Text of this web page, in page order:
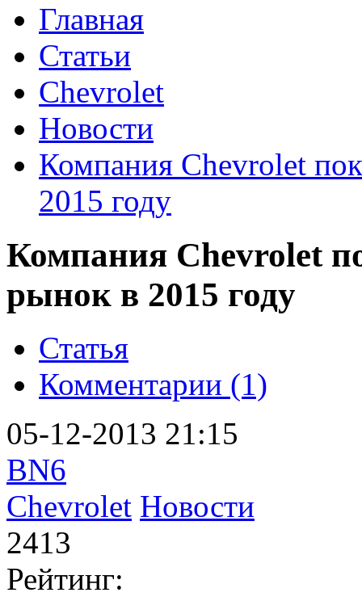
Главная
Статьи
Chevrolet
Новости
Компания Chevrolet
2015 году
Компания Chevrolet
рынок в 2015 году
Статья
Комментарии (1)
05-12-2013 21:15
BN6
Chevrolet Новости
2413
Рейтинг: